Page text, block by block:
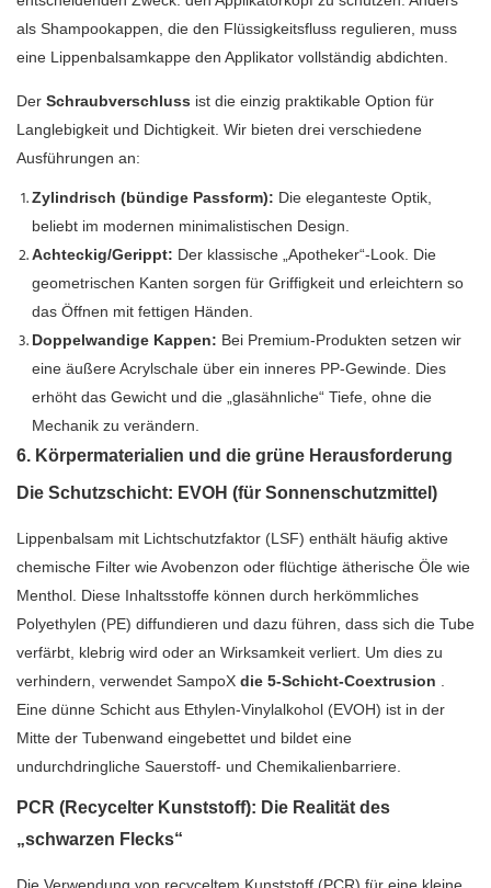
als Shampookappen, die den Flüssigkeitsfluss regulieren, muss
eine Lippenbalsamkappe den Applikator vollständig abdichten.
Der Schraubverschluss ist die einzig praktikable Option für
Langlebigkeit und Dichtigkeit. Wir bieten drei verschiedene
Ausführungen an:
Zylindrisch (bündige Passform): Die eleganteste Optik,
beliebt im modernen minimalistischen Design.
Achteckig/Gerippt: Der klassische „Apotheker“-Look. Die
geometrischen Kanten sorgen für Griffigkeit und erleichtern so
das Öffnen mit fettigen Händen.
Doppelwandige Kappen: Bei Premium-Produkten setzen wir
eine äußere Acrylschale über ein inneres PP-Gewinde. Dies
erhöht das Gewicht und die „glasähnliche“ Tiefe, ohne die
Mechanik zu verändern.
6. Körpermaterialien und die grüne Herausforderung
Die Schutzschicht: EVOH (für Sonnenschutzmittel)
Lippenbalsam mit Lichtschutzfaktor (LSF) enthält häufig aktive
chemische Filter wie Avobenzon oder flüchtige ätherische Öle wie
Menthol. Diese Inhaltsstoffe können durch herkömmliches
Polyethylen (PE) diffundieren und dazu führen, dass sich die Tube
verfärbt, klebrig wird oder an Wirksamkeit verliert. Um dies zu
verhindern, verwendet SampoX die 5-Schicht-Coextrusion
Eine dünne Schicht aus Ethylen-Vinylalkohol (EVOH) ist in der
Mitte der Tubenwand eingebettet und bildet eine
undurchdringliche Sauerstoff- und Chemikalienbarriere.
PCR (Recycelter Kunststoff): Die Realität des
„schwarzen Flecks“